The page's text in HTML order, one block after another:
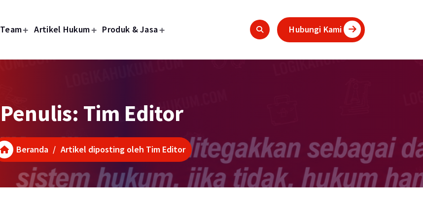
Team Artikel Hukum Produk & Jasa Hubungi Kami
Penulis: Tim Editor
Beranda / Artikel diposting oleh Tim Editor